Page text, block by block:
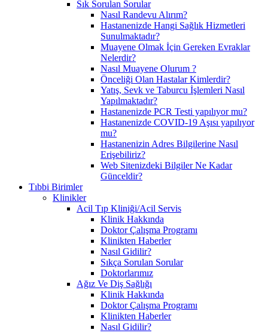
Sık Sorulan Sorular
Nasıl Randevu Alırım?
Hastanenizde Hangi Sağlık Hizmetleri
Sunulmaktadır?
Muayene Olmak İçin Gereken Evraklar
Nelerdir?
Nasıl Muayene Olurum ?
Önceliği Olan Hastalar Kimlerdir?
Yatış, Sevk ve Taburcu İşlemleri Nasıl
Yapılmaktadır?
Hastanenizde PCR Testi yapılıyor mu?
Hastanenizde COVID-19 Aşısı yapılıyor
mu?
Hastanenizin Adres Bilgilerine Nasıl
Erişebiliriz?
Web Sitenizdeki Bilgiler Ne Kadar
Günceldir?
Tıbbi Birimler
Klinikler
Acil Tıp Kliniği/Acil Servis
Klinik Hakkında
Doktor Çalışma Programı
Klinikten Haberler
Nasıl Gidilir?
Sıkça Sorulan Sorular
Doktorlarımız
Ağız Ve Diş Sağlığı
Klinik Hakkında
Doktor Çalışma Programı
Klinikten Haberler
Nasıl Gidilir?